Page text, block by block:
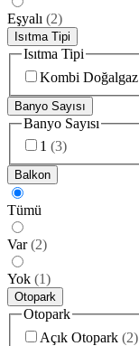
Eşyalı (2)
Isıtma Tipi
Isıtma Tipi
Kombi Doğalgaz
Banyo Sayısı
Banyo Sayısı
1 (3)
Balkon
Tümü
Var (2)
Yok (1)
Otopark
Otopark
Açık Otopark (2)